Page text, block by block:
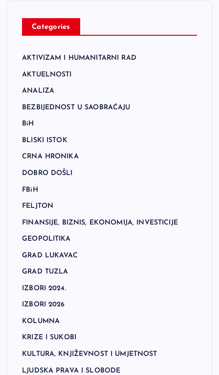
Categories
AKTIVIZAM I HUMANITARNI RAD
AKTUELNOSTI
ANALIZA
BEZBIJEDNOST U SAOBRAĆAJU
BiH
BLISKI ISTOK
CRNA HRONIKA
DOBRO DOŠLI
FBiH
FELJTON
FINANSIJE, BIZNIS, EKONOMIJA, INVESTICIJE
GEOPOLITIKA
GRAD LUKAVAC
GRAD TUZLA
IZBORI 2024.
IZBORI 2026
KOLUMNA
KRIZE I SUKOBI
KULTURA, KNJIŽEVNOST I UMJETNOST
LJUDSKA PRAVA I SLOBODE